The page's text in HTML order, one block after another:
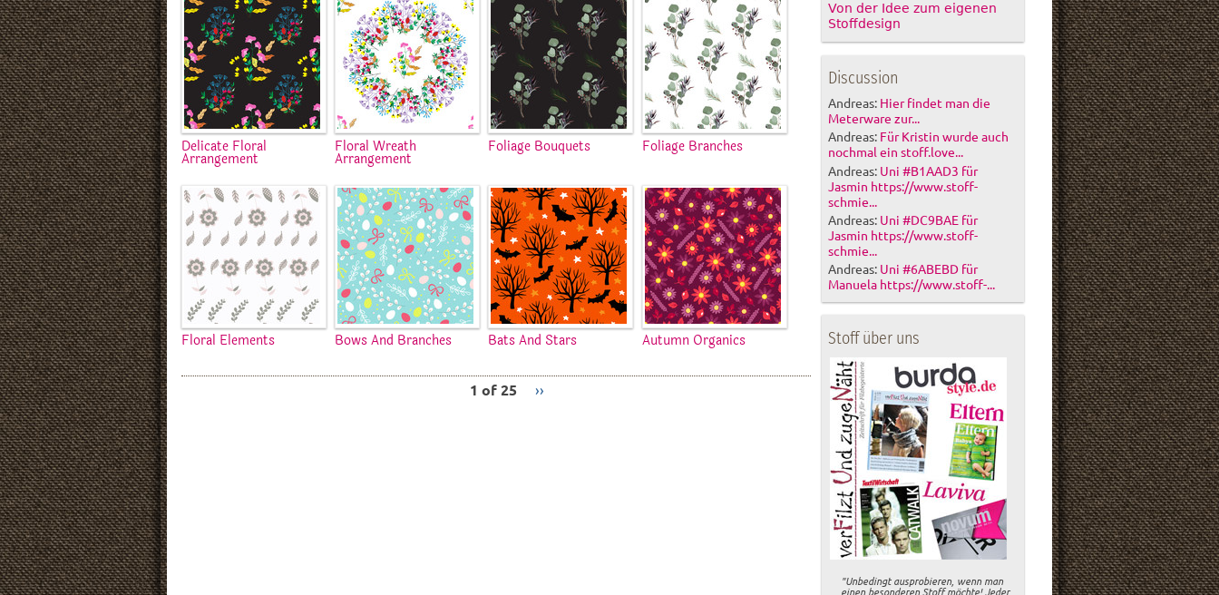
Delicate Floral
Arrangement
Floral Wreath
Arrangement
Foliage Bouquets Foliage Branches
Floral Elements Bows And Branches Bats And Stars Autumn Organics
1 of 25 ››
Von der Idee zum eigenen
Stoffdesign
Discussion
Andreas: Hier findet man die
Meterware zur...
Andreas: Für Kristin wurde auch
nochmal ein stoff.love...
Andreas: Uni #B1AAD3 für
Jasmin https://www.stoff-
schmie...
Andreas: Uni #DC9BAE für
Jasmin https://www.stoff-
schmie...
Andreas: Uni #6ABEBD für
Manuela https://www.stoff-...
Stoff über uns
"Unbedingt ausprobieren, wenn man
einen besonderen Stoff möchte! Jeder